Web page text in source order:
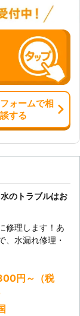
弊社スタッフが
ます。
フォームで相
談する
のトラブルはお
修理します！あ
、水漏れ修理・
円～（税